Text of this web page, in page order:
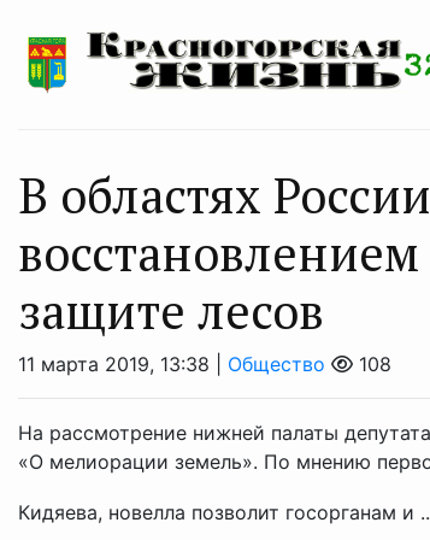
В областях
защите лесов
11 марта 2019, 13:38 | Общество 108
На рассмотрение нижней палаты
«О мелиорации земель». По мнению
Кидяева, новелла позволит госорганам и